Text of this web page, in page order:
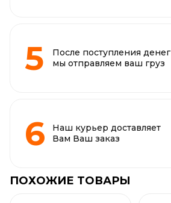
После поступления денег
мы отправляем ваш груз
Наш курьер доставляет
Вам Ваш заказ
ПОХОЖИЕ ТОВАРЫ